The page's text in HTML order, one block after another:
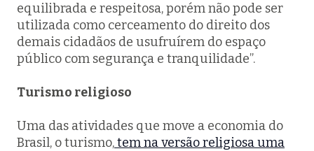
equilibrada e respeitosa, porém não pode ser
utilizada como cerceamento do direito dos
demais cidadãos de usufruírem do espaço
público com segurança e tranquilidade”.
Turismo religioso
Uma das atividades que move a economia do
Brasil, o turismo,tem na versão religiosa uma